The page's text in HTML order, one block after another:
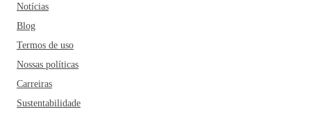
Notícias
Blog
Termos de uso
Nossas políticas
Carreiras
Sustentabilidade